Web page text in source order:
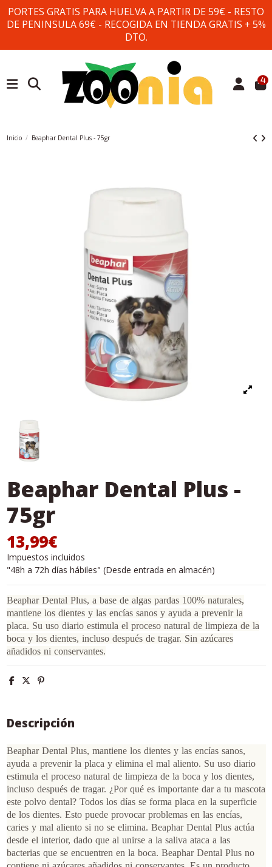
PORTES GRATIS PARA HUELVA A PARTIR DE 59€ - RESTO
DE PENINSULA 69€ - RECOGIDA EN TIENDA GRATIS + 5%
DTO.
4
Inicio Beaphar Dental Plus - 75gr
Beaphar Dental Plus -
75gr
13,99€
Impuestos incluidos
"48h a 72h días hábiles" (Desde entrada en almacén)
Beaphar Dental Plus, a base de algas pardas 100% naturales,
mantiene los dientes y las encías sanos y ayuda a prevenir la
placa. Su uso diario estimula el proceso natural de limpieza de la
boca y los dientes, incluso después de tragar. Sin azúcares
añadidos ni conservantes.
Descripción
Beaphar Dental Plus, mantiene los dientes y las encías sanos,
ayuda a prevenir la placa y elimina el mal aliento. Su uso diario
estimula el proceso natural de limpieza de la boca y los dientes,
incluso después de tragar. ¿Por qué es importante dar a tu mascota
este polvo dental? Todos los días se forma placa en la superficie
de los dientes. Esto puede provocar problemas en las encías,
caries y mal aliento si no se elimina. Beaphar Dental Plus actúa
desde el interior, dado que al unirse a la saliva ataca a las
bacterias que se encuentren en la boca. Beaphar Dental Plus no